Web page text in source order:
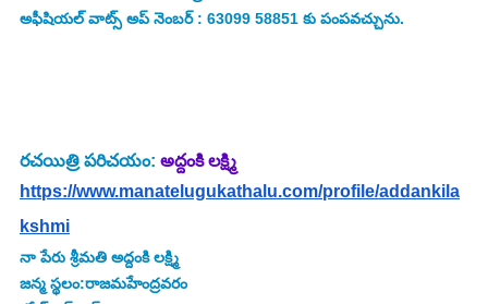
అఫీషియల్ వాట్స్ అప్ నెంబర్ : 63099 58851 కు పంపవచ్చును.
రచయిత్రి పరిచయం: అద్దంకి లక్ష్మి
https://www.manatelugukathalu.com/profile/addankila
kshmi
నా పేరు శ్రీమతి అద్దంకి లక్ష్మి
జన్మ స్థలం:రాజమహేంద్రవరం